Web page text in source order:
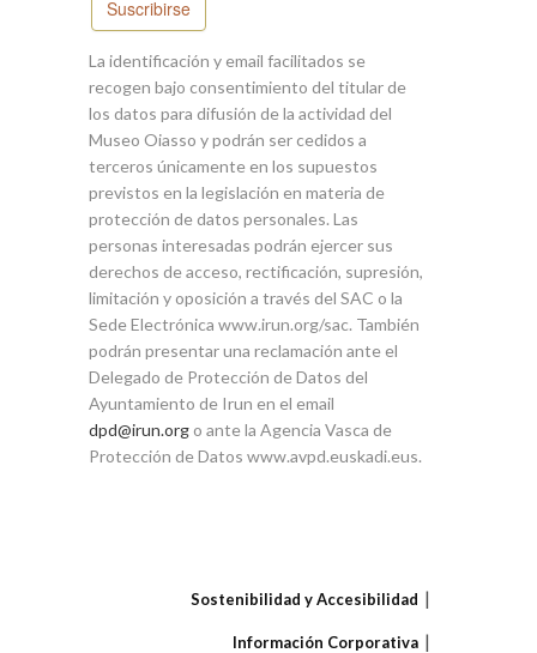
Suscribirse
La identificación y email facilitados se
recogen bajo consentimiento del titular de
los datos para difusión de la actividad del
Museo Oiasso y podrán ser cedidos a
terceros únicamente en los supuestos
previstos en la legislación en materia de
protección de datos personales. Las
personas interesadas podrán ejercer sus
derechos de acceso, rectificación, supresión,
limitación y oposición a través del SAC o la
Sede Electrónica www.irun.org/sac. También
podrán presentar una reclamación ante el
Delegado de Protección de Datos del
Ayuntamiento de Irun en el email
o ante la Agencia Vasca de
Protección de Datos www.avpd.euskadi.eus.
Sostenibilidad y Accesibilidad
Información Corporativa